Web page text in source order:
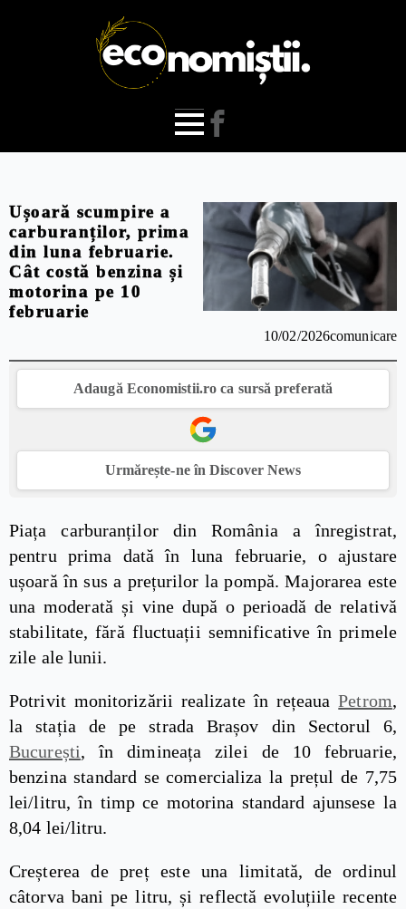
Ușoară scumpire a
carburanților, prima
din luna februarie.
Cât costă benzina și
motorina pe 10
februarie
10/02/2026comunicare
Adaugă Economistii.ro ca sursă preferată
Urmărește-ne în Discover News
Piața carburanților din România a înregistrat,
pentru prima dată în luna februarie, o ajustare
ușoară în sus a prețurilor la pompă. Majorarea este
una moderată și vine după o perioadă de relativă
stabilitate, fără fluctuații semnificative în primele
zile ale lunii.
Potrivit monitorizării realizate în rețeauaPetrom,
la stația de pe strada Brașov din Sectorul 6,
București, în dimineața zilei de 10 februarie,
benzina standard se comercializa la prețul de 7,75
lei/litru, în timp ce motorina standard ajunsese la
8,04 lei/litru.
Creșterea de preț este una limitată, de ordinul
câtorva bani pe litru, și reflectă evoluțiile recente